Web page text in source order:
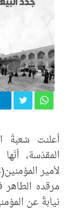
أعلنت شعبةُ
المقدّسة،
لأمير
مرقده الطاهر
نيابةً عن